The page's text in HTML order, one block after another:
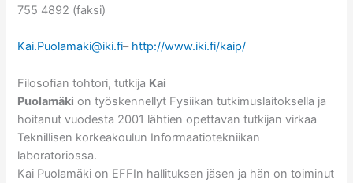
755 4892 (faksi)
Kai.Puolamaki@iki.fi– http://www.iki.fi/kaip/
Filosofian tohtori, tutkija Kai
Puolamäki on työskennellyt Fysiikan tutkimuslaitoksella ja
hoitanut vuodesta 2001 lähtien opettavan tutkijan virkaa
Teknillisen korkeakoulun Informaatiotekniikan
laboratoriossa.
Kai Puolamäki on EFFIn hallituksen jäsen ja hän on toiminut